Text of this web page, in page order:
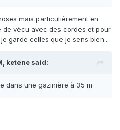
mais particulièrement en
de vécu avec des cordes et pour
garde celles que je sens bien...
ketene said:
dans une gazinière à 35 m